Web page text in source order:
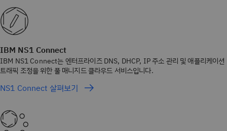
IBM NS1 Connect
IBM NS1 Connect는 엔터프라이즈 DNS, DHCP, IP 주소 관리 및 애플리케이션
트래픽 조정을 위한 풀 매니지드 클라우드 서비스입니다.
NS1 Connect 살펴보기